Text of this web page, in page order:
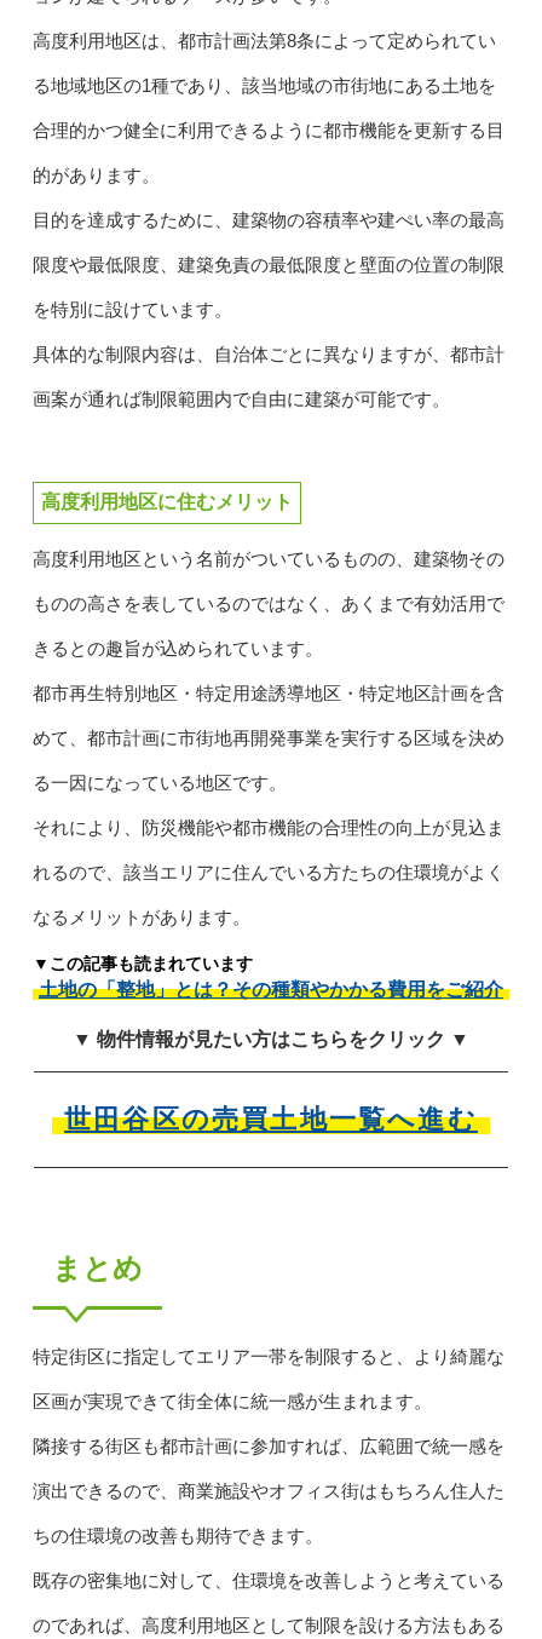
高度利用地区は、都市計画法第8条によって定められてい
る地域地区の1種であり、該当地域の市街地にある土地を
合理的かつ健全に利用できるように都市機能を更新する目
的があります。
目的を達成するために、建築物の容積率や建ぺい率の最高
限度や最低限度、建築免責の最低限度と壁面の位置の制限
を特別に設けています。
具体的な制限内容は、自治体ごとに異なりますが、都市計
画案が通れば制限範囲内で自由に建築が可能です。
高度利用地区に住むメリット
高度利用地区という名前がついているものの、建築物その
ものの高さを表しているのではなく、あくまで有効活用で
きるとの趣旨が込められています。
都市再生特別地区・特定用途誘導地区・特定地区計画を含
めて、都市計画に市街地再開発事業を実行する区域を決め
る一因になっている地区です。
それにより、防災機能や都市機能の合理性の向上が見込ま
れるので、該当エリアに住んでいる方たちの住環境がよく
なるメリットがあります。
▼この記事も読まれています
土地の「整地」とは？その種類やかかる費用をご紹介
▼ 物件情報が見たい方はこちらをクリック ▼
世田谷区の売買土地一覧へ進む
まとめ
特定街区に指定してエリア一帯を制限すると、より綺麗な
区画が実現できて街全体に統一感が生まれます。
隣接する街区も都市計画に参加すれば、広範囲で統一感を
演出できるので、商業施設やオフィス街はもちろん住人た
ちの住環境の改善も期待できます。
既存の密集地に対して、住環境を改善しようと考えている
のであれば、高度利用地区として制限を設ける方法もある